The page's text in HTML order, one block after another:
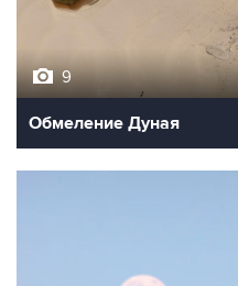
Обмеление Дуная